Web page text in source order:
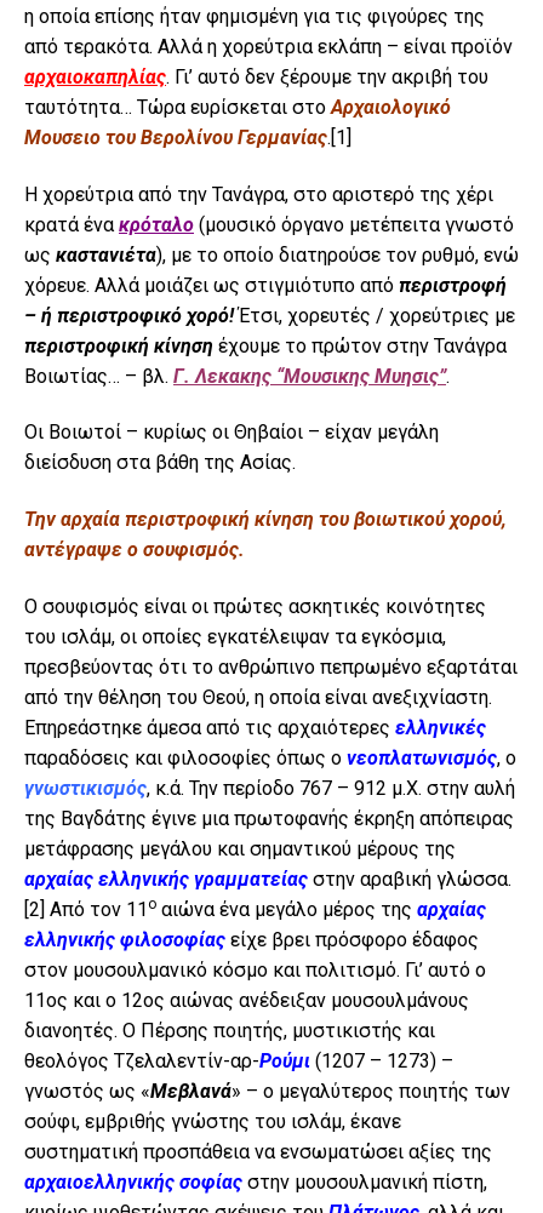
η οποία επίσης ήταν φημισμένη για τις φιγούρες της
από τερακότα. Αλλά η χορεύτρια εκλάπη – είναι προϊόν
αρχαιοκαπηλίας. Γι’ αυτό δεν ξέρουμε την ακριβή του
ταυτότητα… Τώρα ευρίσκεται στοΑρχαιολογικό
Μουσειο του Βερολίνου Γερμανίας.[1]
Η χορεύτρια από την Τανάγρα, στο αριστερό της χέρι
κρατά ένα κρόταλο (μουσικό όργανο μετέπειτα γνωστό
ως καστανιέτα), με το οποίο διατηρούσε τον ρυθμό, ενώ
χόρευε. Αλλά μοιάζει ως στιγμιότυπο από περιστροφή
– ή περιστροφικό χορό!Έτσι, χορευτές / χορεύτριες με
περιστροφική κίνηση έχουμε το πρώτον στην Τανάγρα
Βοιωτίας… – βλ. Γ. Λεκακης “Μουσικης Μυησις”.
Οι Βοιωτοί – κυρίως οι Θηβαίοι – είχαν μεγάλη
διείσδυση στα βάθη της Ασίας.
Την αρχαία περιστροφική κίνηση του βοιωτικού χορού,
αντέγραψε ο σουφισμός.
Ο σουφισμός είναι οι πρώτες ασκητικές κοινότητες
του ισλάμ, οι οποίες εγκατέλειψαν τα εγκόσμια,
πρεσβεύοντας ότι το ανθρώπινο πεπρωμένο εξαρτάται
από την θέληση του Θεού, η οποία είναι ανεξιχνίαστη.
Επηρεάστηκε άμεσα από τις αρχαιότερες ελληνικές
παραδόσεις και φιλοσοφίες όπως ο νεοπλατωνισμός, ο
γνωστικισμός, κ.ά. Την περίοδο 767 – 912 μ.Χ. στην αυλή
της Βαγδάτης έγινε μια πρωτοφανής έκρηξη απόπειρας
μετάφρασης μεγάλου και σημαντικού μέρους της
αρχαίας ελληνικής γραμματείας στην αραβική γλώσσα.
[2] Από τον 11ο αιώνα ένα μεγάλο μέρος της αρχαίας
ελληνικής φιλοσοφίας είχε βρει πρόσφορο έδαφος
στον μουσουλμανικό κόσμο και πολιτισμό. Γι’ αυτό ο
11ος και ο 12ος αιώνας ανέδειξαν μουσουλμάνους
διανοητές. Ο Πέρσης ποιητής, μυστικιστής και
θεολόγος Τζελαλεντίν-αρ-Ρούμι (1207 – 1273) –
γνωστός ως «Μεβλανά» – ο μεγαλύτερος ποιητής των
σούφι, εμβριθής γνώστης του ισλάμ, έκανε
συστηματική προσπάθεια να ενσωματώσει αξίες της
αρχαιοελληνικής σοφίας στην μουσουλμανική πίστη,